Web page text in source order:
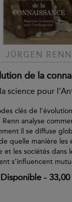
JÜRGEN RENN
de la
science pour
clés de
analyse
il se diffuse
quelle manière les
et les sociétés dans
s’influencent
Disponible- 33,00